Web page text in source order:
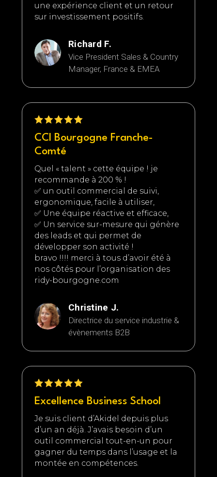
une expérience client et un retour
sur investissement positifs.
Richard F.
Vice President Sales & Country
Manager, France & EMEA
CCI Bourgogne Franche-
Comté
Quel « talent » cette équipe ! je
recommande à 200 % !
✅ un outil commercial de suivi,
ergonomique, facile à utiliser,
✅ Une équipe réactive et efficace,
✅ Un service sur-mesure qui génère
des leads et qui permet de
développer son activité !
bravo !!!! merci à tous d’avoir été à
nos côtés pour l’organisation des
ridy-bourgogne.com
Christine J.
Directrice du service industrie &
évènements B2B
Excellence Business School
Je suis client d’Akidel depuis plus
d’un an déjà. J’avais besoin d’un
outil commercial tout-en-un pour
gagner du temps dans l’usage et la
montée en compétences.